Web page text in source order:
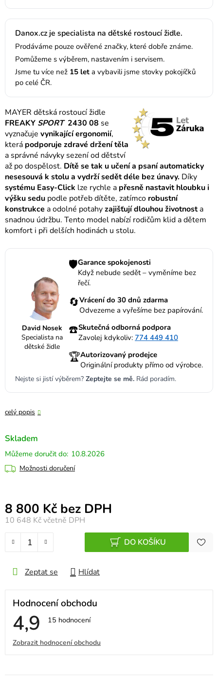
Danox.cz je specialista na dětské rostoucí židle.
Prodáváme pouze ověřené značky, které dobře známe.
Pomůžeme s výběrem, nastavením i servisem.
Jsme tu více než 15 let a vybavili jsme stovky pokojíčků
po celé ČR.
MAYER dětská rostoucí židle
FREAKY SPORT2430 08 se
vyznačuje vynikající ergonomií,
která podporuje zdravé držení těla
a správné návyky sezení od dětství
až po dospělost. Dítě se tak u učení a psaní automaticky
nesesouvá k stolu a vydrží sedět déle bez únavy. Díky
systému Easy-Click lze rychle a přesně nastavit hloubku i
výšku sedu podle potřeb dítěte, zatímco robustní
konstrukce a odolné potahyzajišťují dlouhou životnosta
snadnou údržbu. Tento model nabízí rodičům klid a dětem
komfort i při delších hodinách u stolu.
David Nosek
Specialista na
dětské židle
🛡️Garance spokojenosti
Když nebude sedět – vyměníme bez
řečí.
🔄Vrácení do 30 dnů zdarma
Odvezeme a vyřešíme bez papírování.
☎️Skutečná odborná podpora
Zavolej kdykoliv: 774 449 410
🏆Autorizovaný prodejce
Originální produkty přímo od výrobce.
Nejste si jistí výběrem? Zeptejte se mě. Rád poradím.
celý popis
Skladem
10.8.2026
Možnosti doručení
10 648 Kčvčetně DPH
8 800 Kč bez DPH
Měrná cena:
DO KOŠÍKU
Zeptat se Hlídat
Hodnocení obchodu
4,9 Průměrné
je
hvězdiček.
15 hodnocení
V
ý
p
Zobrazit hodnocení obchodu